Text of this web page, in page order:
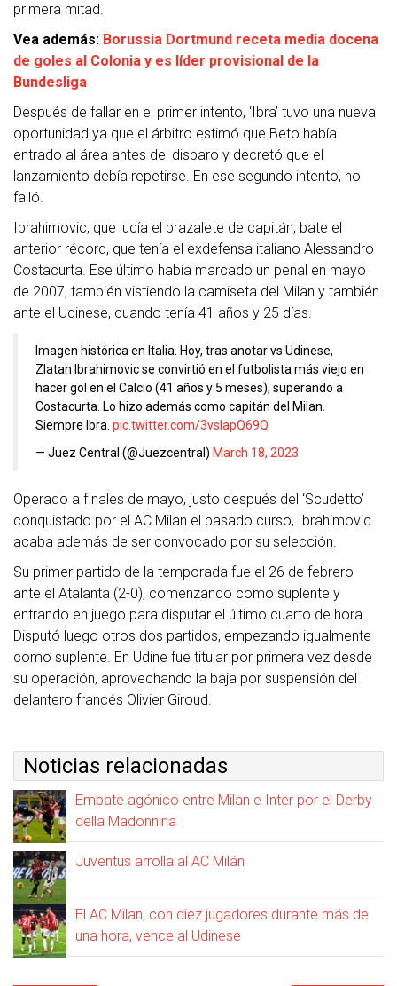
primera mitad.
Vea además: Borussia Dortmund receta media docena
de goles al Colonia y es líder provisional de la
Bundesliga
Después de fallar en el primer intento, ‘Ibra’ tuvo una nueva
oportunidad ya que el árbitro estimó que Beto había
entrado al área antes del disparo y decretó que el
lanzamiento debía repetirse. En ese segundo intento, no
falló.
Ibrahimovic, que lucía el brazalete de capitán, bate el
anterior récord, que tenía el exdefensa italiano Alessandro
Costacurta. Ese último había marcado un penal en mayo
de 2007, también vistiendo la camiseta del Milan y también
ante el Udinese, cuando tenía 41 años y 25 días.
Imagen histórica en Italia. Hoy, tras anotar vs Udinese,
Zlatan Ibrahimovic se convirtió en el futbolista más viejo en
hacer gol en el Calcio (41 años y 5 meses), superando a
Costacurta. Lo hizo además como capitán del Milan.
Siempre Ibra. pic.twitter.com/3vslapQ69Q
— Juez Central (@Juezcentral) March 18, 2023
Operado a finales de mayo, justo después del ‘Scudetto’
conquistado por el AC Milan el pasado curso, Ibrahimovic
acaba además de ser convocado por su selección.
Su primer partido de la temporada fue el 26 de febrero
ante el Atalanta (2-0), comenzando como suplente y
entrando en juego para disputar el último cuarto de hora.
Disputó luego otros dos partidos, empezando igualmente
como suplente. En Udine fue titular por primera vez desde
su operación, aprovechando la baja por suspensión del
delantero francés Olivier Giroud.
Noticias relacionadas
Empate agónico entre Milan e Inter por el Derby
della Madonnina
Juventus arrolla al AC Milán
El AC Milan, con diez jugadores durante más de
una hora, vence al Udinese